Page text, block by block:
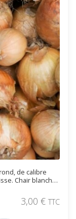
de calibre
Chair blanche
3,00 € TTC